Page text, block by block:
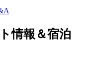
情報＆宿泊